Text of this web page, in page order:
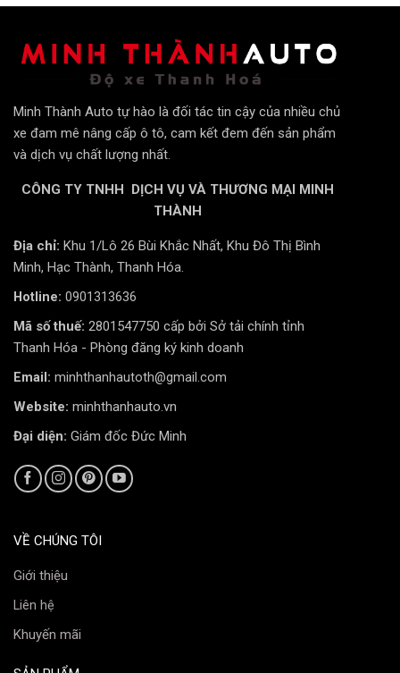
hành điện tử 15 tháng,
không giới hạn số km.
Hỗ Trợ Toàn Diện:Miễn phí kiểm tra và bảo dưỡng
giảm xóc định kỳ trong suốt quá trình sử dụng.
Cam Kết Hiệu Quả: Êm ái hơn zin, cải thiện rõ rệt trải
nghiệm lái.
Tổng quan đánh giá: Tại sao TEIN Basic là
giải pháp hoàn hảo cho VF7?
Công Nghệ H.B.S (Hydraulic Bump Stopper) Độc
Quyền
Đây là công nghệ cốt lõi tạo nên sự khác biệt. Thay vì
công nghệ H.B.S giúp hấp thụ và triệt tiêu chấn động
một cách êm ái hơn ở cuối hành trình phuộc. Điều này
giảm tối đa hiện tượng dội mạnh khi xe qua gờ cao, ổ
gà hoặc chở tải nặng.
Minh Thành Auto tự hào là đối tác tin cậy của nhiều chủ
xe đam mê nâng cấp ô tô, cam kết đem đến sản phẩm
và dịch vụ chất lượng nhất.
CÔNG TY TNHH DỊCH VỤ VÀ THƯƠNG MẠI MINH
THÀNH
Địa chỉ: Khu 1/Lô 26 Bùi Khắc Nhất, Khu Đô Thị Bình
Minh, Hạc Thành, Thanh Hóa.
Hotline: 0901313636
Mã số thuế: 2801547750 cấp bởi Sở tải chính tỉnh
Thanh Hóa - Phòng đăng ký kinh doanh
Email: minhthanhautoth@gmail.com
Website: minhthanhauto.vn
Đại diện: Giám đốc Đức Minh
VỀ CHÚNG TÔI
Giới thiệu
Liên hệ
Khuyến mãi